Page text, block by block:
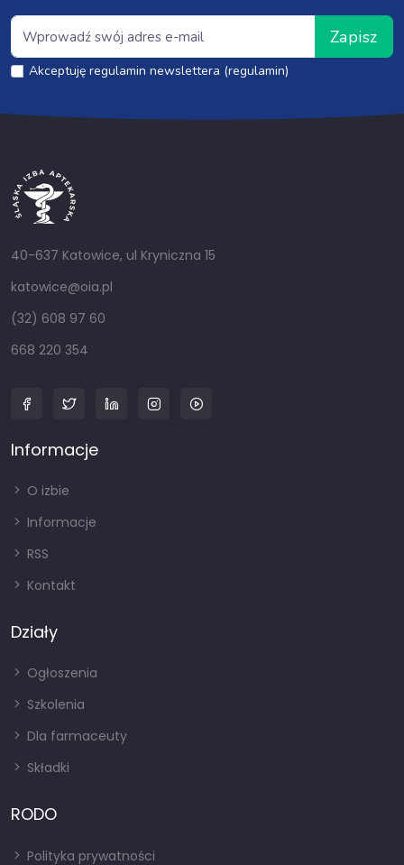
Zapisz
Akceptuję regulamin newslettera (regulamin)
40-637 Katowice, ul Kryniczna 15
katowice@oia.pl
(32) 608 97 60
668 220 354
Informacje
O izbie
Informacje
RSS
Kontakt
Działy
Ogłoszenia
Szkolenia
Dla farmaceuty
Składki
RODO
Polityka prywatności